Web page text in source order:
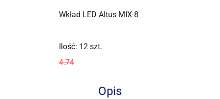
Wkład LED Altus MIX-8
4.74
Ilość: 12 szt.
Opis